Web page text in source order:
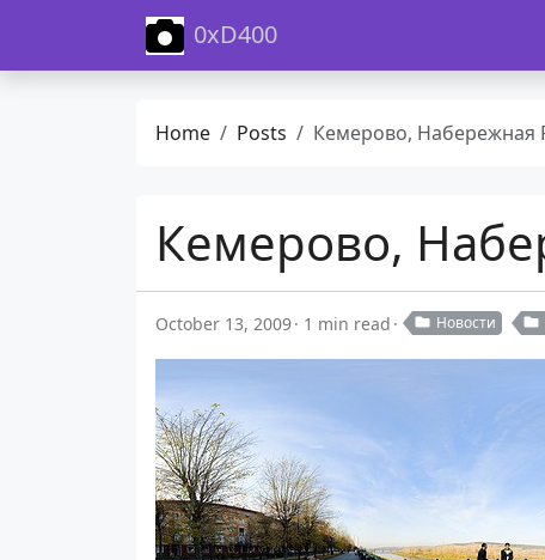
0xD400
Home Posts Кемерово, Набережная Реки Томь
Кемерово,
October 13, 2009 1 min read Новости